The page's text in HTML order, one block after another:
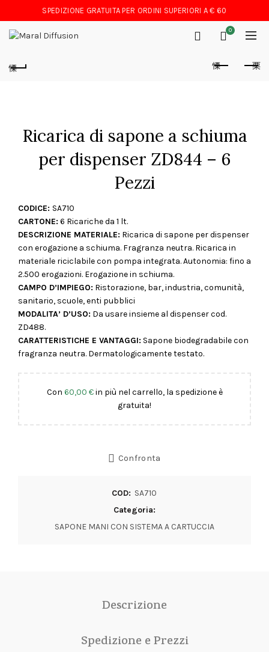
SPEDIZIONE GRATUITA PER ORDINI SUPERIORI A € 60
0
Ricarica di sapone a schiuma
per dispenser ZD844 – 6
Pezzi
CODICE: SA710
CARTONE: 6 Ricariche da 1 lt.
DESCRIZIONE MATERIALE: Ricarica di sapone per dispenser
con erogazione a schiuma. Fragranza neutra. Ricarica in
materiale riciclabile con pompa integrata. Autonomia: fino a
2.500 erogazioni. Erogazione in schiuma.
CAMPO D’IMPIEGO: Ristorazione, bar, industria, comunità,
sanitario, scuole, enti pubblici
MODALITA’ D’USO: Da usare insieme al dispenser cod.
ZD488.
CARATTERISTICHE E VANTAGGI: Sapone biodegradabile con
fragranza neutra. Dermatologicamente testato.
Con 60,00 €in più nel carrello, la spedizione è
gratuita!
Confronta
COD: SA710
Categoria:
SAPONE MANI CON SISTEMA A CARTUCCIA
Descrizione
Spedizione e Prezzi